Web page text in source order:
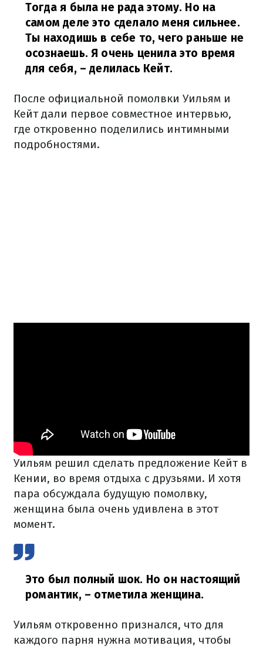
Тогда я была не рада этому. Но на
самом деле это сделало меня сильнее.
Ты находишь в себе то, чего раньше не
осознаешь. Я очень ценила это время
для себя, – делилась Кейт.
После официальной помолвки Уильям и
Кейт дали первое совместное интервью,
где откровенно поделились интимными
подробностями.
Уильям решил сделать предложение Кейт в
Кении, во время отдыха с друзьями. И хотя
пара обсуждала будущую помолвку,
женщина была очень удивлена в этот
момент.
Это был полный шок. Но он настоящий
романтик, – отметила женщина.
Уильям откровенно признался, что для
каждого парня нужна мотивация, чтобы